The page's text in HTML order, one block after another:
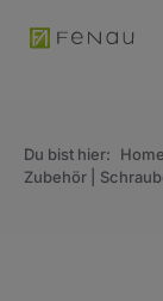
springen
Du bist hier: Home
Zubehör |